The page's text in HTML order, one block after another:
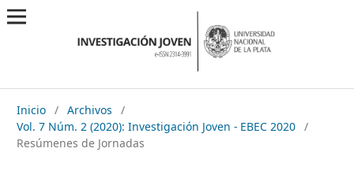
Inicio / Archivos
/
Vol. 7 Núm. 2 (2020): Investigación Joven - EBEC 2020 /
Resúmenes de Jornadas